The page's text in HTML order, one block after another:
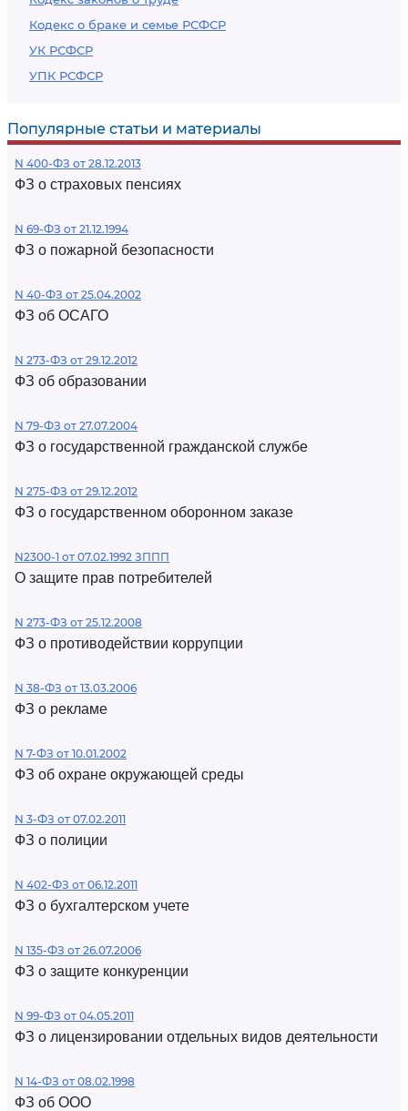
Кодекс о браке и семье РСФСР
УК РСФСР
УПК РСФСР
Популярные статьи и материалы
N 400-ФЗ от 28.12.2013
ФЗ о страховых пенсиях
N 69-ФЗ от 21.12.1994
ФЗ о пожарной безопасности
N 40-ФЗ от 25.04.2002
ФЗ об ОСАГО
N 273-ФЗ от 29.12.2012
ФЗ об образовании
N 79-ФЗ от 27.07.2004
ФЗ о государственной гражданской службе
N 275-ФЗ от 29.12.2012
ФЗ о государственном оборонном заказе
N2300-1 от 07.02.1992 ЗППП
О защите прав потребителей
N 273-ФЗ от 25.12.2008
ФЗ о противодействии коррупции
N 38-ФЗ от 13.03.2006
ФЗ о рекламе
N 7-ФЗ от 10.01.2002
ФЗ об охране окружающей среды
N 3-ФЗ от 07.02.2011
ФЗ о полиции
N 402-ФЗ от 06.12.2011
ФЗ о бухгалтерском учете
N 135-ФЗ от 26.07.2006
ФЗ о защите конкуренции
N 99-ФЗ от 04.05.2011
ФЗ о лицензировании отдельных видов деятельности
N 14-ФЗ от 08.02.1998
ФЗ об ООО